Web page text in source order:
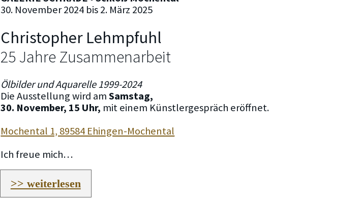
30. November 2024 bis 2. März 2025
Christopher Lehmpfuhl
25 Jahre Zusammenarbeit
Ölbilder und Aquarelle 1999-2024
Die Ausstellung wird amSamstag,
30. November, 15 Uhr, mit einem Künstlergespräch eröffnet.
Mochental 1, 89584 Ehingen-Mochental
Ich freue mich…
>> weiterlesen